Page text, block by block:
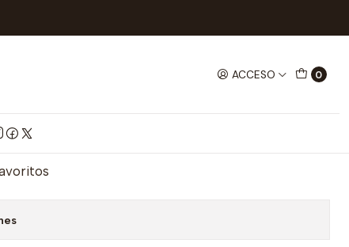
ACCESO 0
F09 Gfr
ahora